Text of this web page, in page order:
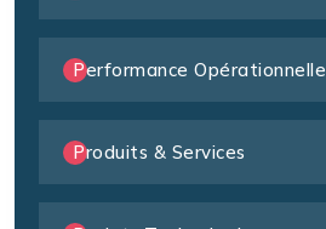
Performance Opérationnelle
Produits & Services